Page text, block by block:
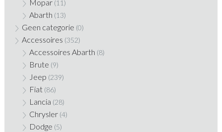
Mopar (11)
Abarth (13)
Geen categorie (0)
Accessoires (352)
Accessoires Abarth (8)
Brute (9)
Jeep (239)
Fiat (86)
Lancia (28)
Chrysler (4)
Dodge (5)